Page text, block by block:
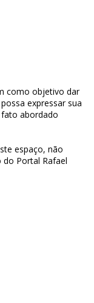
como objetivo dar
expressar sua
abordado
espaço, não
Portal Rafael